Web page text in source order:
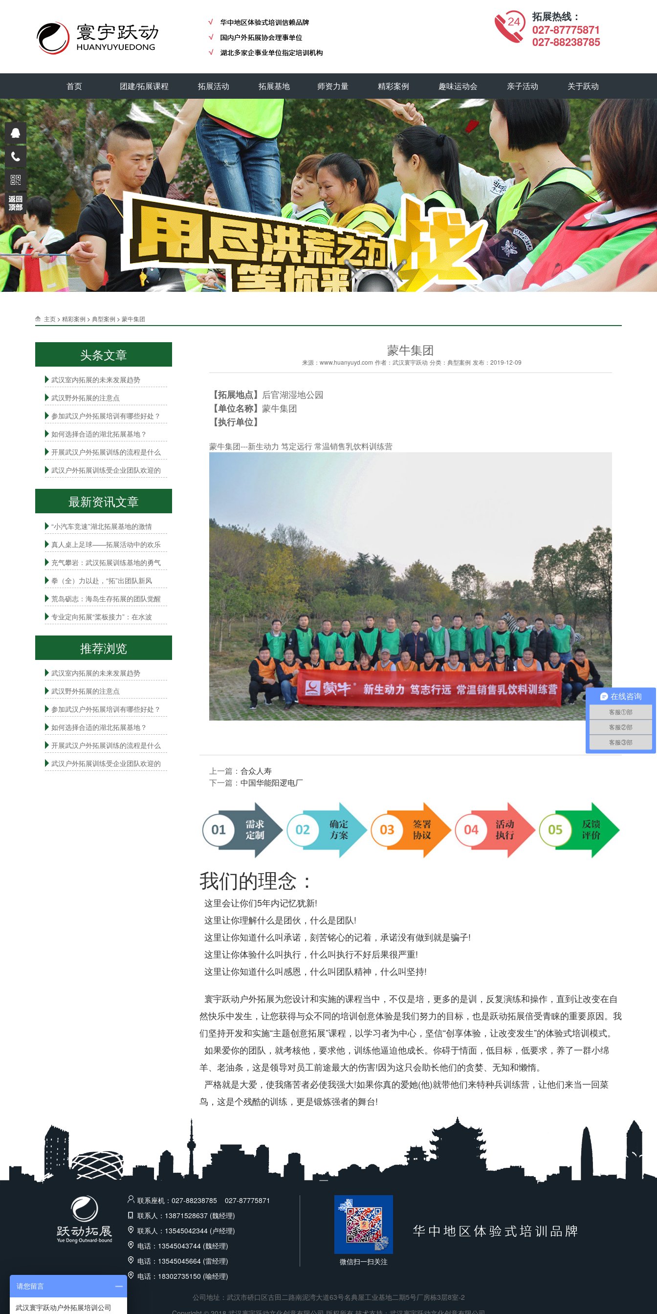
拓展热线：
027-87775871
027-88238785
首页 团建/拓展课程 拓展活动 拓展基地 师资力量 精彩案例 趣味运动会 亲子活动 关于跃动
主页 > 精彩案例 > 典型案例 > 蒙牛集团
头条文章
武汉室内拓展的未来发展趋势
武汉野外拓展的注意点
参加武汉户外拓展培训有哪些好处？
如何选择合适的湖北拓展基地？
开展武汉户外拓展训练的流程是什么
武汉户外拓展训练受企业团队欢迎的
最新资讯文章
“小汽车竞速”湖北拓展基地的激情
真人桌上足球——拓展活动中的欢乐
充气攀岩：武汉拓展训练基地的勇气
拳（全）力以赴，“拓”出团队新风
荒岛砺志：海岛生存拓展的团队觉醒
专业定向拓展“桨板接力”：在水波
推荐浏览
武汉室内拓展的未来发展趋势
武汉野外拓展的注意点
参加武汉户外拓展培训有哪些好处？
如何选择合适的湖北拓展基地？
开展武汉户外拓展训练的流程是什么
武汉户外拓展训练受企业团队欢迎的
蒙牛集团
来源：www.huanyuyd.com 作者：武汉寰宇跃动 分类：典型案例 发布：2019-12-09
【拓展地点】 后官湖湿地公园
【单位名称】 蒙牛集团
【执行单位】
蒙牛集团---新生动力 笃定远行 常温销售乳饮料训练营
上一篇： 合众人寿
下一篇： 中国华能阳逻电厂
我们的理念：
这里会让你们5年内记忆犹新!
这里让你理解什么是团伙，什么是团队!
这里让你知道什么叫承诺，刻苦铭心的记着，承诺没有做到就是骗子!
这里让你体验什么叫执行，什么叫执行不好后果很严重!
这里让你知道什么叫感恩，什么叫团队精神，什么叫坚持!
寰宇跃动户外拓展为您设计和实施的课程当中，不仅是培，更多的是训，反复演练和操作，直到让改变在自
然快乐中发生，让您获得与众不同的培训创意体验是我们努力的目标，也是跃动拓展倍受青睐的重要原因。我
们坚持开发和实施“主题创意拓展”课程，以学习者为中心，坚信“创享体验，让改变发生”的体验式培训模式。
如果爱你的团队，就考核他，要求他，训练他逼迫他成长。你碍于情面，低目标，低要求，养了一群小绵
羊、老油条，这是领导对员工前途最大的伤害!因为这只会助长他们的贪婪、无知和懒惰。
严格就是大爱，使我痛苦者必使我强大!如果你真的爱她(他)就带他们来特种兵训练营，让他们来当一回菜
鸟，这是个残酷的训练，更是锻炼强者的舞台!
联系座机：027-88238785 027-87775871
联系人：13871528637 (魏经理)
联系人：13545042344 (卢经理)
电话：13545043744 (魏经理)
电话：13545045664 (雷经理)
电话：18302735150 (喻经理)
微信扫一扫关注
公司地址：武汉市硚口区古田二路南泥湾大道63号名典屋工业基地二期5号厂房栋3层8室-2
在线咨询
客服①部
客服②部
客服③部
请您留言
武汉寰宇跃动户外拓展培训公司